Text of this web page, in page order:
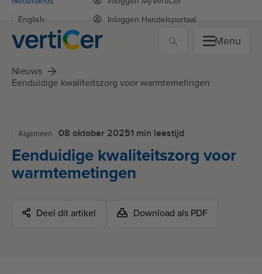
Inloggen Handelsportaal
English
Menu
Nieuws
Eenduidige kwaliteitszorg voor warmtemetingen
Algemeen 08 oktober 20251 min leestijd
Eenduidige kwaliteitszorg voor
warmtemetingen
Deel dit artikel Download als PDF